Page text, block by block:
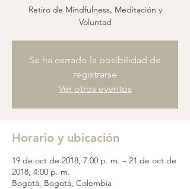
Retiro de Mindfulness, Meditación y
Voluntad
Se ha cerrado la posibilidad de
registrarse
Ver otros eventos
Horario y ubicación
19 de oct de 2018, 7:00 p. m. – 21 de oct de
2018, 4:00 p. m.
Bogotá, Bogotá, Colombia